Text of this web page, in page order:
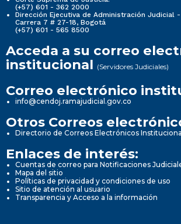
(+57) 601 - 362 2000
Dirección Ejecutiva de Administración Judicial -
Carrera 7 # 27-18, Bogotá
(+57) 601 - 565 8500
Acceda a su correo
institucional (Servidores Judiciales)
Correo electrónico
info@cendoj.ramajudicial.gov.co
Otros Correos
Directorio de Correos Electrónicos
Enlaces de interés:
Cuentas de correo para Notificaciones
Mapa del sitio
Políticas de privacidad y condiciones de uso
Sitio de atención al usuario
Transparencia y Acceso a la información